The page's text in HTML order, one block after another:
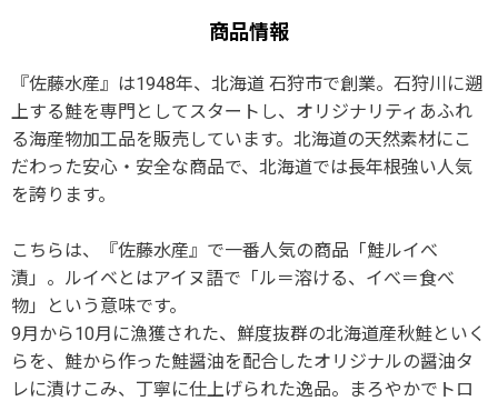
商品情報
『佐藤水産』は1948年、北海道 石狩市で創業。石狩川に遡
上する鮭を専門としてスタートし、オリジナリティあふれ
る海産物加工品を販売しています。北海道の天然素材にこ
だわった安心・安全な商品で、北海道では長年根強い人気
を誇ります。
こちらは、『佐藤水産』で一番人気の商品「鮭ルイべ
漬」。ルイベとはアイヌ語で「ル＝溶ける、イべ＝食べ
物」という意味です。
9月から10月に漁獲された、鮮度抜群の北海道産秋鮭といく
らを、鮭から作った鮭醤油を配合したオリジナルの醤油タ
レに漬けこみ、丁寧に仕上げられた逸品。まろやかでトロ